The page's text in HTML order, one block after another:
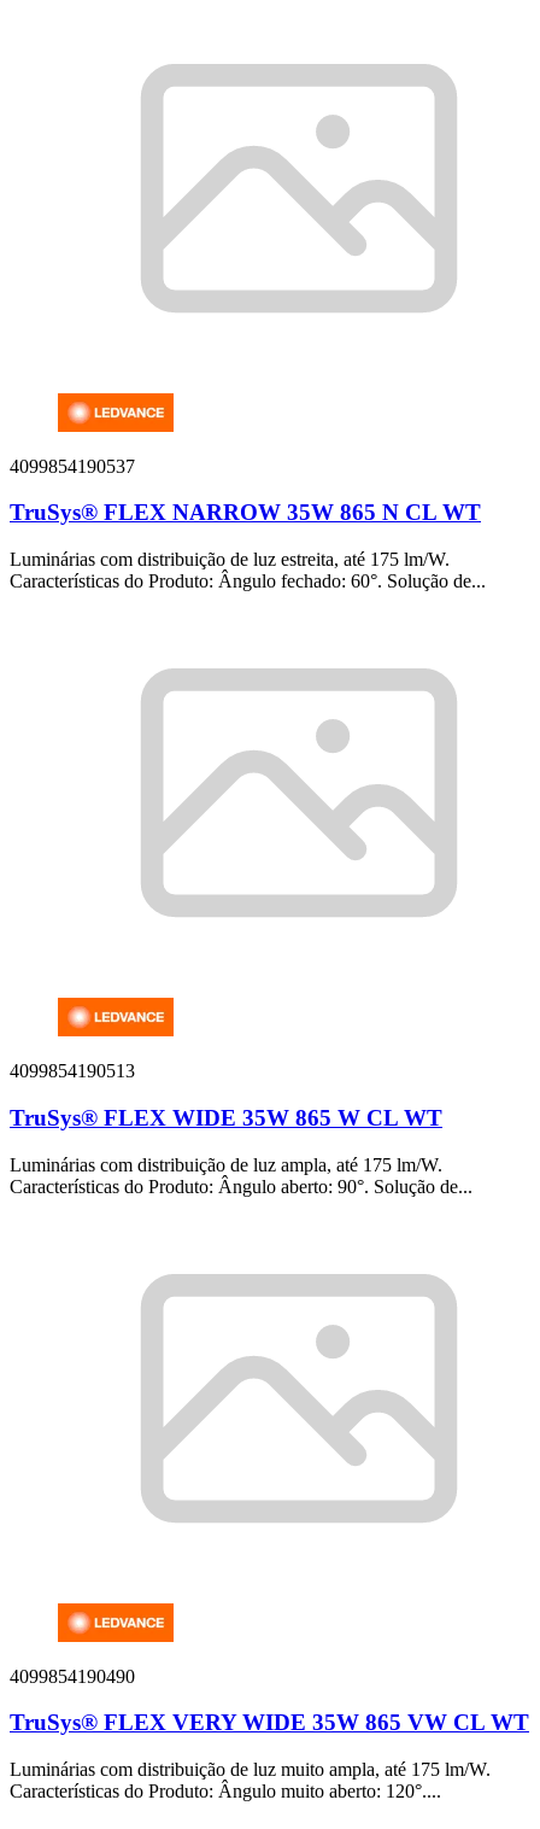
4099854190537
TruSys® FLEX NARROW 35W 865 N CL WT
Luminárias com distribuição de luz estreita, até 175 lm/W.
Características do Produto: Ângulo fechado: 60°. Solução de...
4099854190513
TruSys® FLEX WIDE 35W 865 W CL WT
Luminárias com distribuição de luz ampla, até 175 lm/W.
Características do Produto: Ângulo aberto: 90°. Solução de...
4099854190490
TruSys® FLEX VERY WIDE 35W 865 VW CL WT
Luminárias com distribuição de luz muito ampla, até 175 lm/W.
Características do Produto: Ângulo muito aberto: 120°....